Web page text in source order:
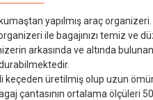
yapılmış araç organizeri.
ile bagajınızı temiz ve
arkasında ve altında
keçeden üretilmiş olup uzun
çantasının ortalama ölçüleri